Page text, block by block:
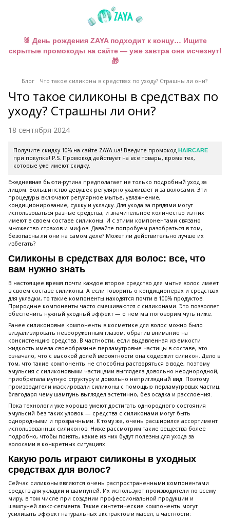
🐰 День рождения ZAYA подходит к концу… Ищите
скрытые промокоды на сайте — уже завтра они исчезнут!
🎁
Блог Что такое силиконы в средствах по уходу? Страшны ли они?
Что такое силиконы в средствах по
уходу? Страшны ли они?
18 сентября 2024
Получите скидку 10% на сайте ZAYA.ua! Введите промокод HAIRCARE
при покупке! P.S. Промокод действует на все товары, кроме тех,
которые уже имеют скидку.
Ежедневная бьюти-рутина предполагает не только подробный уход за
лицом. Большинство девушек регулярно ухаживает и за волосами. Эти
процедуры включают регулярное мытье, увлажнение,
кондиционирование, сушку и укладку. Для ухода за прядями могут
использоваться разные средства, и значительное количество из них
имеют в своем составе силиконы. И с этими компонентами связано
множество страхов и мифов. Давайте попробуем разобраться в том,
безопасны ли они на самом деле? Может ли действительно лучше их
избегать?
Силиконы в средствах для волос: все, что
вам нужно знать
В настоящее время почти каждое второе средство для мытья волос имеет
в своем составе силиконы. А если говорить о кондиционерах и средствах
для укладки, то такие компоненты находятся почти в 100% продуктов.
Природные компоненты часто смешиваются с силиконами. Это позволяет
обеспечить нужный уходный эффект — о нем мы поговорим чуть ниже.
Ранее силиконовые компоненты в косметике для волос можно было
визуализировать невооруженным глазом, обратив внимание на
консистенцию средства. В частности, если выдавленная из емкости
жидкость имела своеобразные перламутровые частицы в составе, это
означало, что с высокой долей вероятности она содержит силикон. Дело в
том, что такие компоненты не способны растворяться в воде, поэтому
эмульсия с силиконовыми частицами выглядела довольно неоднородной,
приобретала мутную структуру и довольно неприглядный вид. Поэтому
производители маскировали силиконы с помощью перламутровых частиц,
благодаря чему шампунь выглядел эстетично, без осадка и расслоения.
Пока технологи уже хорошо умеют достигать однородного состояния
эмульсий без таких уловок — средства с силиконами могут быть
однородными и прозрачными. К тому же, очень расширился ассортимент
использованных силиконов. Ниже рассмотрим такие вещества более
подробно, чтобы понять, какие из них будут полезны для ухода за
волосами в конкретных ситуациях.
Какую роль играют силиконы в уходных
средствах для волос?
Сейчас силиконы являются очень распространенными компонентами
средств для укладки и шампуней. Их используют производители по всему
миру, в том числе при создании профессиональной продукции и
шампуней люкс-сегмента. Такие синтетические компоненты могут
усиливать эффект натуральных экстрактов и масел, в частности: